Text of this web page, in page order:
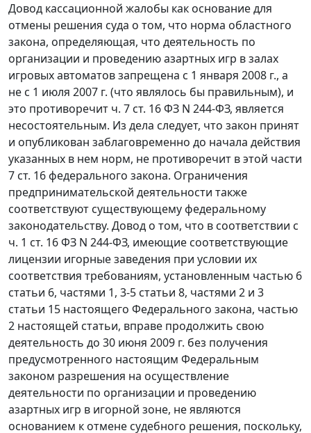
Довод кассационной жалобы как основание для
отмены решения суда о том, что норма областного
закона, определяющая, что деятельность по
организации и проведению азартных игр в залах
игровых автоматов запрещена с 1 января 2008 г., а
не с 1 июля 2007 г. (что являлось бы правильным), и
это противоречит ч. 7 ст. 16ФЗ N 244-ФЗ, является
несостоятельным. Из дела следует, что закон принят
и опубликован заблаговременно до начала действия
указанных в нем норм, не противоречит в этой части
7 ст. 16 федерального закона. Ограничения
предпринимательской деятельности также
соответствуют существующему федеральному
законодательству. Довод о том, что в соответствии с
ч. 1 ст. 16ФЗ N 244-ФЗ, имеющие соответствующие
лицензии игорные заведения при условии их
соответствия требованиям, установленным частью 6
статьи 6, частями 1, 3-5 статьи 8, частями 2 и 3
статьи 15 настоящего Федерального закона, частью
2 настоящей статьи, вправе продолжить свою
деятельность до 30 июня 2009 г. без получения
предусмотренного настоящим Федеральным
законом разрешения на осуществление
деятельности по организации и проведению
азартных игр в игорной зоне, не являются
основанием к отмене судебного решения, поскольку,